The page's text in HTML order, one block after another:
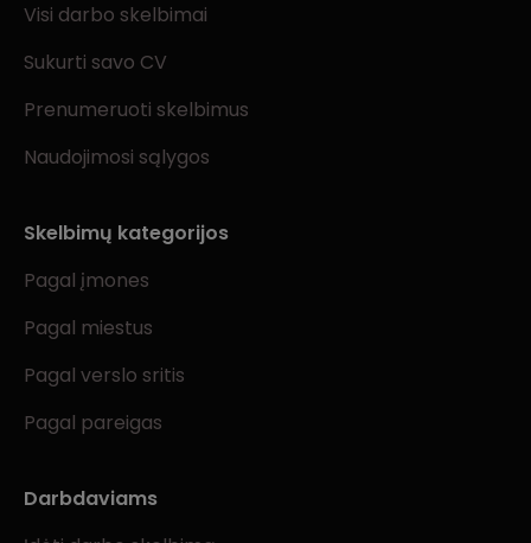
Visi darbo skelbimai
Sukurti savo CV
Prenumeruoti skelbimus
Naudojimosi sąlygos
Skelbimų kategorijos
Pagal įmones
Pagal miestus
Pagal verslo sritis
Pagal pareigas
Darbdaviams